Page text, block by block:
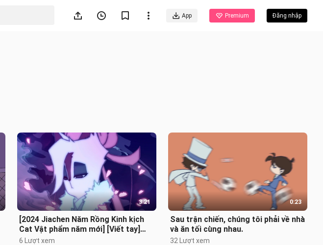
App Premium Đăng nhập
3:21
[2024 Jiachen Năm Rồng Kinh kịch
Cat Vật phẩm năm mới] [Viết tay]
Xian Tianyuan
6 Lượt xem
0:23
Sau trận chiến, chúng tôi phải về nhà
và ăn tối cùng nhau.
32 Lượt xem